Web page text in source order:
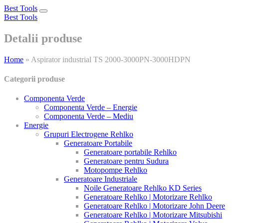
Best Tools
Toggle
Best Tools
Detalii produse
Home » Aspirator industrial TS 2000-3000PN-3000HDPN
Categorii produse
Componenta Verde
Componenta Verde – Energie
Componenta Verde – Mediu
Energie
Grupuri Electrogene Rehlko
Generatoare Portabile
Generatoare portabile Rehlko
Generatoare pentru Sudura
Motopompe Rehlko
Generatoare Industriale
Noile Generatoare Rehlko KD Series
Generatoare Rehlko | Motorizare Rehlko
Generatoare Rehlko | Motorizare John Deere
Generatoare Rehlko | Motorizare Mitsubishi